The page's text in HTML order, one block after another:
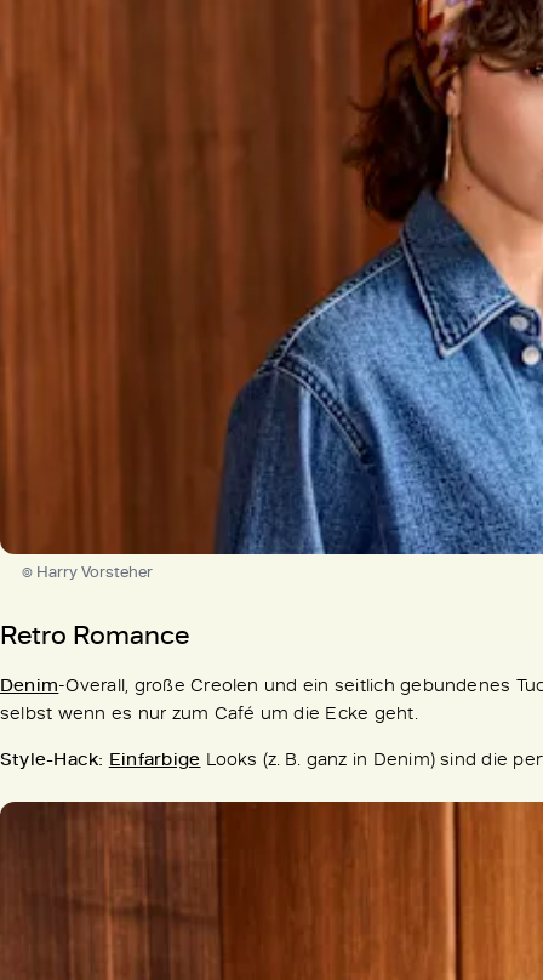
© Harry Vorsteher
Retro Romance
Denim-Overall, große Creolen und ein seitlich gebundenes
selbst wenn es nur zum Café um die Ecke geht.
Style-Hack: Einfarbige Looks (z. B. ganz in Denim) sind die